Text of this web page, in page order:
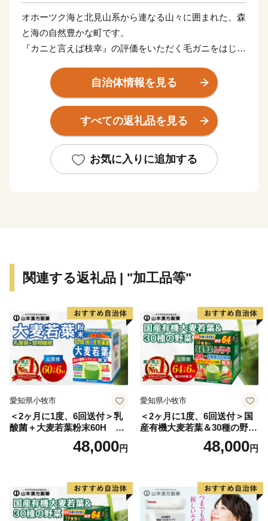
オホーツク海と北見山系から連なる山々に囲まれた、森
と海の自然豊かな町です。
『カニと言えば枝幸』の評価をいただく毛ガニをはじ
の幸に恵まれています。
また、カニの町枝幸が作った毛がにの食べ方講座『毛ガ
ニ道場』をテキスト、動画でご用意しています。枝幸町
■ワンストップ特例申請のペーパーレス化について
ワンストップ特例申請を希望された方には、後日、手
をお送りいたします。はがきが届きましたら、以下のい
ずれかの方法でお手続きをお願い申し上げます。
1. オンラインで申請する（推奨・最短1分）
スマートフォンアプリ「IAM（アイアム）」を利用
し、マイナンバーカードをかざすだけで、紙の提出や切
2. ご自身でダウンロードして郵送する
「ふるまど」等のサイトより申請書をダウンロード・
の郵送を希望される場合は、お手数ですが「受領証明書
（はがき）」が届き次第、記載されている案内窓口まで
お申し付けください。
自治体情報を見る
すべての返礼品を見る
お気に入りに追加する
関連する返礼品 | "加工品等"
愛知県小牧市
＜2ヶ月に1度、6回送付＞乳
酸菌＋大麦若葉粉末60H 山
48,000円
愛知県小牧市
＜2ヶ月に1度、6回送付＞国
産有機大麦若葉＆30種の野
菜 山本漢方 定期便
48,000円